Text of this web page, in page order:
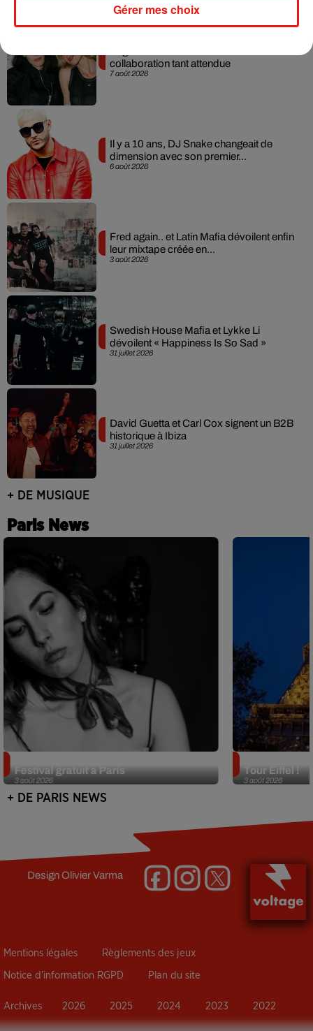
7 août 2026
collaboration tant attendue
6 août 2026
Il y a 10 ans, DJ Snake changeait de
dimension avec son premier...
3 août 2026
Fred again.. et Latin Mafia dévoilent enfin
leur mixtape créée en...
31 juillet 2026
Swedish House Mafia et Lykke Li
dévoilent « Happiness Is So Sad »
31 juillet 2026
David Guetta et Carl Cox signent un B2B
historique à Ibiza
+ DE MUSIQUE
Paris News
3 août 2026
Festival gratuit à Paris
3 août 2026
Tour Eiffel !
+ DE PARIS NEWS
DesignOlivier Varma
Mentions légales Règlements des jeux
Notice d’information RGPD Plan du site
Archives 2026 2025 2024 2023 2022
Gérer mes choix